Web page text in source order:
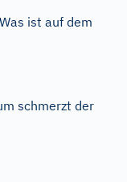
ist auf dem
schmerzt der